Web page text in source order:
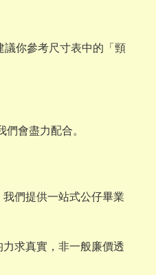
你參考尺寸表中的「頸
會盡力配合。
們提供一站式公仔畢業
求真實，非一般廉價透